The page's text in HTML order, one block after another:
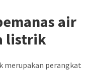
air
listrik
merupakan perangkat